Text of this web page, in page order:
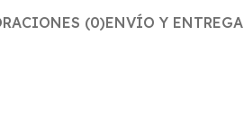
(0)ENVÍO Y ENTREGA